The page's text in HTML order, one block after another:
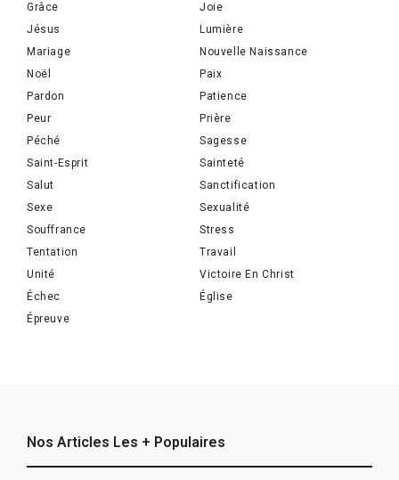
Grâce
Joie
Jésus
Lumière
Mariage
Nouvelle Naissance
Noël
Paix
Pardon
Patience
Peur
Prière
Péché
Sagesse
Saint-Esprit
Sainteté
Salut
Sanctification
Sexe
Sexualité
Souffrance
Stress
Tentation
Travail
Unité
Victoire En Christ
Échec
Église
Épreuve
Nos Articles Les + Populaires